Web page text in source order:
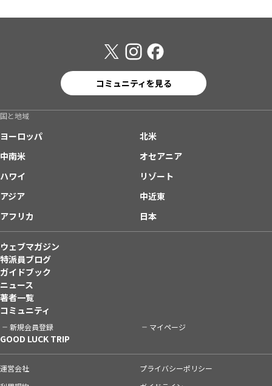
コミュニティを見る
国と地域
ヨーロッパ
北米
中南米
オセアニア
ハワイ
リゾート
アジア
中近東
アフリカ
日本
ウェブマガジン
特派員ブログ
ガイドブック
ニュース
著者一覧
コミュニティ
新規会員登録 マイページ
GOOD LUCK TRIP
運営会社
プライバシーポリシー